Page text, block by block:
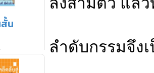
ลำดับกรรมจึง